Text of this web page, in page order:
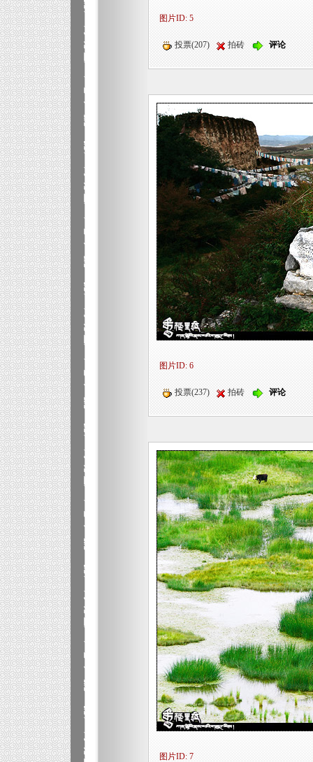
图片ID: 5
投票(207) 拍砖 评论
图片ID: 6
投票(237) 拍砖 评论
图片ID: 7